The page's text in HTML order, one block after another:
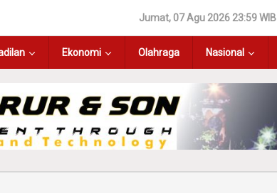
Jumat, 07 Agu 2026 23:59 WIB
Ekonomi Olahraga Nasional